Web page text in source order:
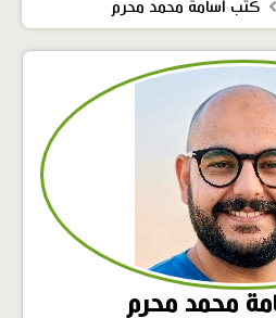
كتب أسامة محمد محرم
محمد محرم